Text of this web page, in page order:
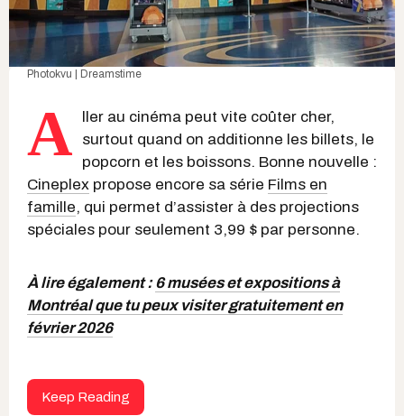
Photokvu | Dreamstime
A
ller au cinéma peut vite coûter cher,
surtout quand on additionne les billets, le
popcorn et les boissons. Bonne nouvelle :
Cineplex propose encore sa série Films en
famille, qui permet d’assister à des projections
spéciales pour seulement 3,99 $ par personne.
À lire également :6 musées et expositions à
Montréal que tu peux visiter gratuitement en
février 2026
Keep Reading